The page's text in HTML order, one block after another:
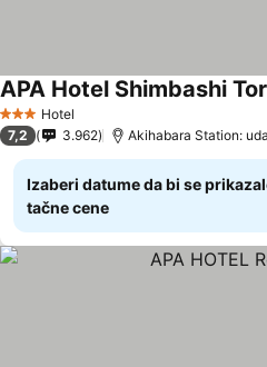
3 Zvezdice
Hotel
APA Hotel Shimbashi
7,2 3.962 Akihabara Station:
Izaberi datume da bi se
tačne cene